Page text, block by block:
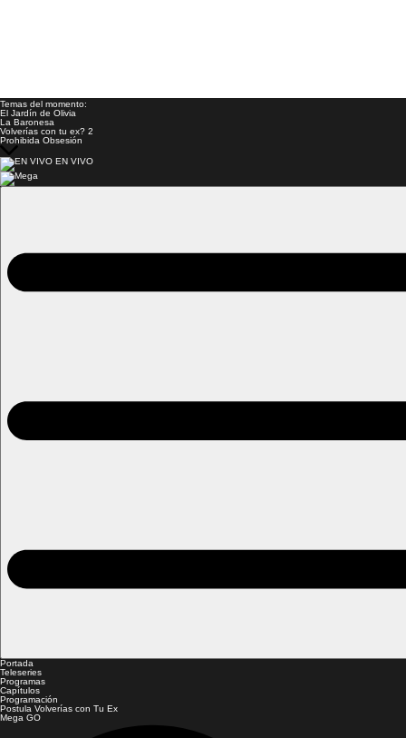
Temas del momento:
El Jardín de Olivia
La Baronesa
Volverías con tu ex? 2
Prohibida Obsesión
EN VIVO
Portada
Teleseries
Programas
Capítulos
Programación
Postula Volverías con Tu Ex
Mega GO